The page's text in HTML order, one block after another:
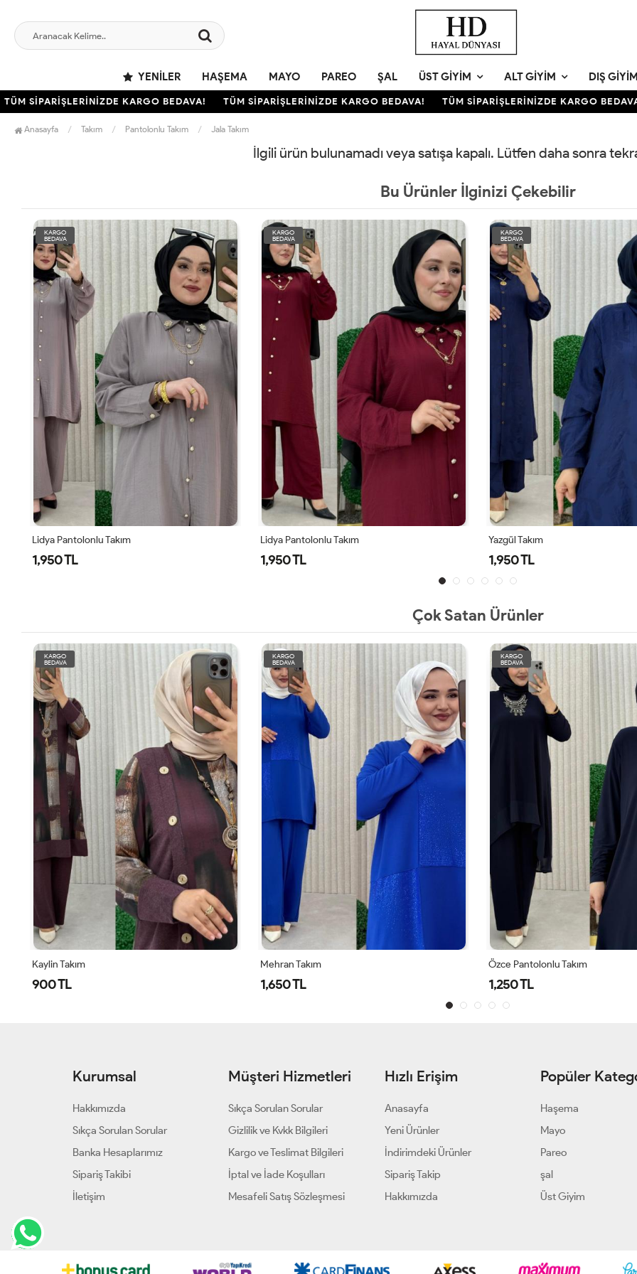
YENILER HAŞEMA MAYO PAREO ŞAL ÜST GIYIM ALT GIYIM DIŞ GIYIM
SİPARİŞLERİNİZDE KARGO BEDAVA! TÜM SİPARİŞLERİNİZDE KARGO BEDAVA! TÜM SİPARİŞLERİNİZDE KARGO BEDAVA!
Anasayfa Takım Pantolonlu Takım Jala Takım
İlgili ürün bulunamadı veya satışa kapalı. Lütfen daha sonra
Bu Ürünler İlginizi Çekebilir
KARGO
BEDAVA
Lidya Pantolonlu Takım
1,950 TL
KARGO
BEDAVA
Lidya Pantolonlu Takım
1,950 TL
KARGO
BEDAVA
Yazgül Takım
1,950 TL
Çok Satan Ürünler
KARGO
BEDAVA
Kaylin Takım
900 TL
KARGO
BEDAVA
Mehran Takım
1,650 TL
KARGO
BEDAVA
Özce Pantolonlu Takım
1,250 TL
Kurumsal
Hakkımızda
Sıkça Sorulan Sorular
Banka Hesaplarımız
Sipariş Takibi
İletişim
Müşteri Hizmetleri
Sıkça Sorulan Sorular
Gizlilik ve Kvkk Bilgileri
Kargo ve Teslimat Bilgileri
İptal ve İade Koşulları
Mesafeli Satış Sözleşmesi
Hızlı Erişim
Anasayfa
Yeni Ürünler
İndirimdeki Ürünler
Sipariş Takip
Hakkımızda
Popüler
Haşema
Mayo
Pareo
şal
Üst Giyim